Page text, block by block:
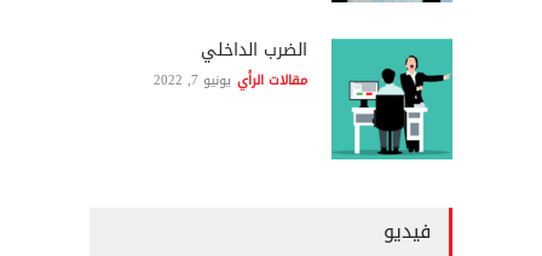
الضرب الداخلي
مقالات الرأي يونيو 7, 2022
فيديو